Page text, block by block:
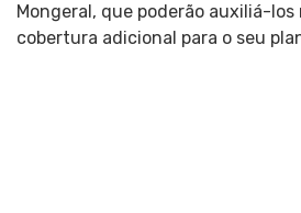
Mongeral, que poderão auxiliá-
cobertura adicional para o seu